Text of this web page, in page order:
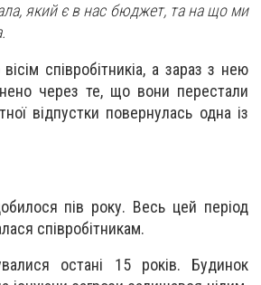
який є в нас бюджет, та на що ми
співробітникіа, а зараз з нею
через те, що вони перестали
відпустки повернулась одна із
пів року. Весь цей період
співробітникам.
остані 15 років. Будинок